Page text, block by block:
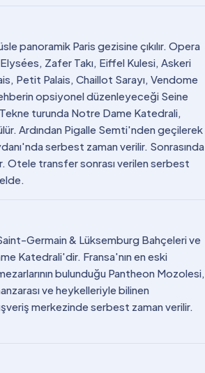
panoramik Paris gezisine çıkılır. Opera
Zafer Takı, Eiffel Kulesi, Askeri
Petit Palais, Chaillot Sarayı, Vendome
opsiyonel düzenleyeceği Seine
turunda Notre Dame Katedrali,
Ardından Pigalle Semti'nden geçilerek
serbest zaman verilir. Sonrasında
Otele transfer sonrası verilen serbest
Germain & Lüksemburg Bahçeleri ve
Katedrali'dir. Fransa'nın en eski
bulunduğu Pantheon Mozolesi,
ve heykelleriyle bilinen
merkezinde serbest zaman verilir.